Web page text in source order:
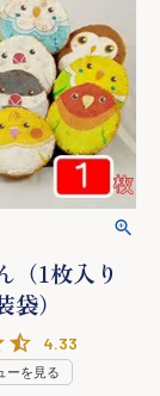
（1枚入り
）
4.33
ーを見る